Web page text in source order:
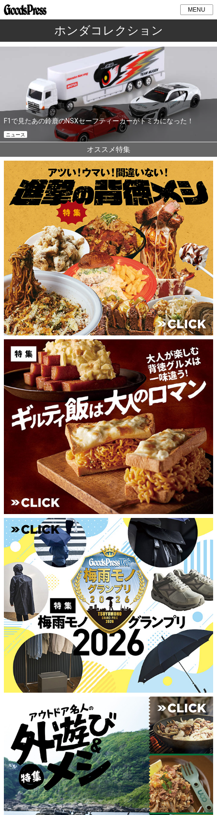
MENU
ホンダコレクション
F1で見たあの鈴鹿のNSXセーフティーカーがトミカになった！
ニュース
オススメ特集